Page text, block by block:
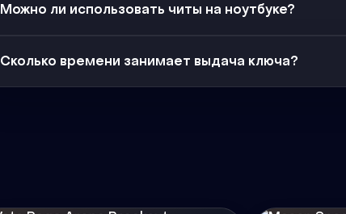
Можно ли использовать читы на ноутбуке?
Сколько времени занимает выдача ключа?